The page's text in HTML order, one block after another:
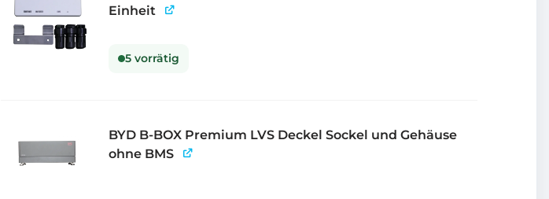
Einheit
5 vorrätig
BYD B-BOX Premium LVS Deckel Sockel und Gehäuse
ohne BMS